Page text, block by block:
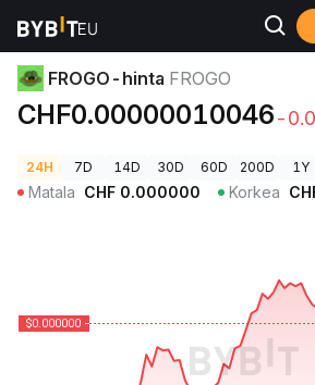
Kryptohinnat
FROGO-hinta FROGO
CHF0.00000010046-
24H 7D 14D 30D 60D 200D 1Y
Matala CHF 0.000000 Korkea